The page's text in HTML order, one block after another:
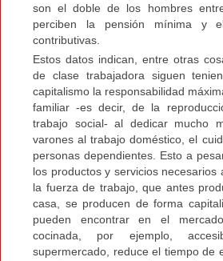
son el doble de los hombres
perciben la pensión mínima y
contributivas.
Estos datos indican, entre otras
de clase trabajadora siguen
capitalismo la responsabilidad
familiar -es decir, de la
trabajo social- al dedicar mucho
varones al trabajo doméstico, el
personas dependientes. Esto a
los productos y servicios necesarios
la fuerza de trabajo, que antes
casa, se producen de forma
pueden encontrar en el
cocinada, por ejemplo,
supermercado, reduce el tiempo de